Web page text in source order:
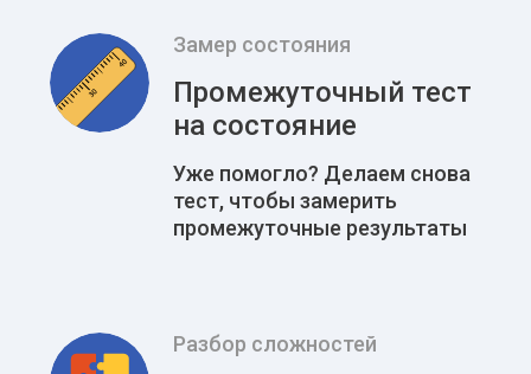
Замер состояния
Промежуточный тест
на состояние
Уже помогло? Делаем снова
тест, чтобы замерить
промежуточные результаты
Разбор сложностей